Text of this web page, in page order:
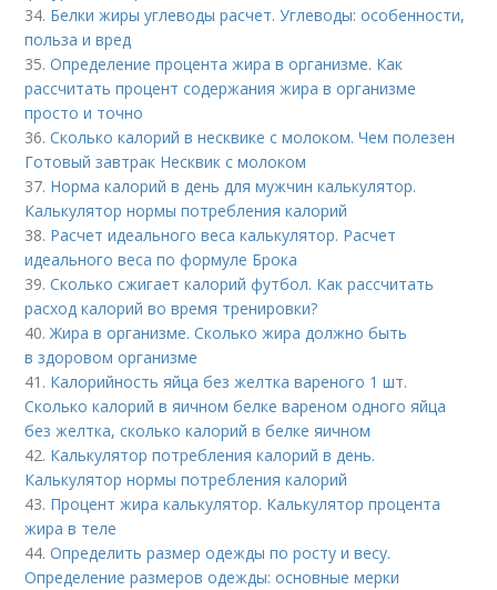
34. Белки жиры углеводы расчет. Углеводы: особенности,
польза и вред
35.Определение процента жира в организме. Как
рассчитать процент содержания жира в организме
просто и точно
36.Сколько калорий в несквике с молоком. Чем полезен
Готовый завтрак Несквик с молоком
37. Норма калорий в день для мужчин калькулятор.
Калькулятор нормы потребления калорий
38. Расчет идеального веса калькулятор. Расчет
идеального веса по формуле Брока
39.Сколько сжигает калорий футбол. Как рассчитать
расход калорий во время тренировки?
40.Жира в организме. Сколько жира должно быть
в здоровом организме
41. Калорийность яйца без желтка вареного 1 шт.
Сколько калорий в яичном белке вареном одного яйца
без желтка, сколько калорий в белке яичном
42. Калькулятор потребления калорий в день.
Калькулятор нормы потребления калорий
43. Процент жира калькулятор. Калькулятор процента
жира в теле
44.Определить размер одежды по росту и весу.
Определение размеров одежды: основные мерки